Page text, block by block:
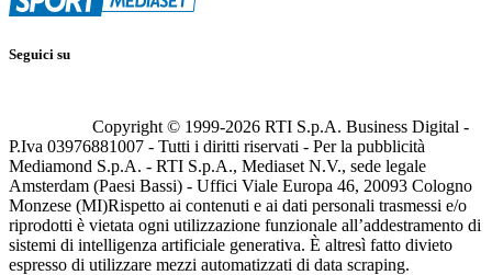
Seguici su
Copyright © 1999-2026 RTI S.p.A. Business Digital -
P.Iva 03976881007 - Tutti i diritti riservati - Per la pubblicità
Mediamond S.p.A. - RTI S.p.A., Mediaset N.V., sede legale
Amsterdam (Paesi Bassi) - Uffici Viale Europa 46, 20093 Cologno
Monzese (MI)Rispetto ai contenuti e ai dati personali trasmessi e/o
riprodotti è vietata ogni utilizzazione funzionale all’addestramento di
sistemi di intelligenza artificiale generativa. È altresì fatto divieto
espresso di utilizzare mezzi automatizzati di data scraping.